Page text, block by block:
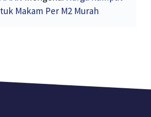
Makam Per M2 Murah